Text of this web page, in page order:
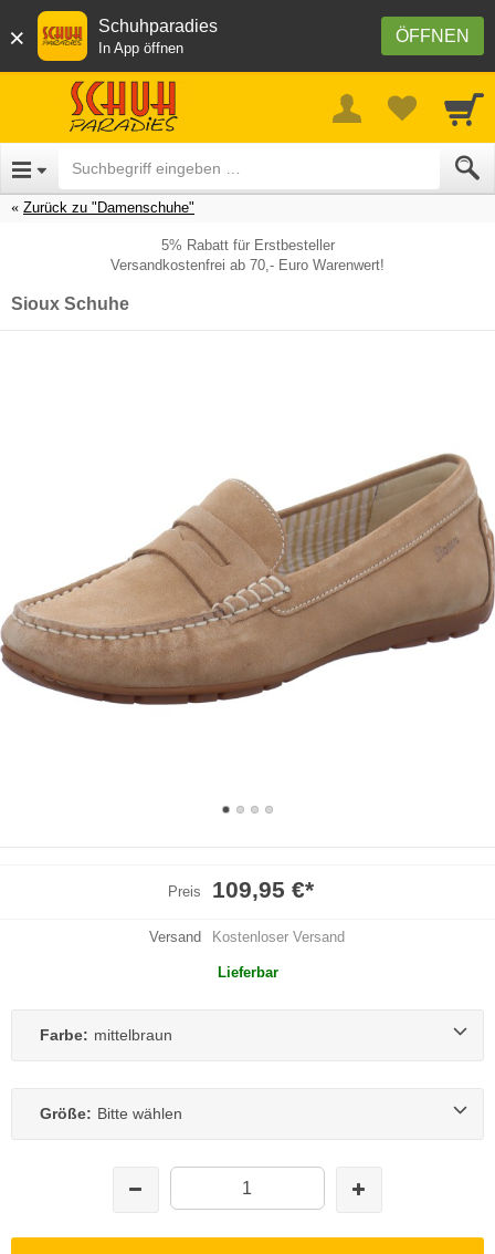
× ÖFFNEN
Schuhparadies
In App öffnen
Zurück zu "Damenschuhe"
5% Rabatt für Erstbesteller
Versandkostenfrei ab 70,- Euro Warenwert!
Sioux Schuhe
Preis 109,95 €*
Versand Kostenloser Versand
Lieferbar
Farbe: mittelbraun
Größe: Bitte wählen